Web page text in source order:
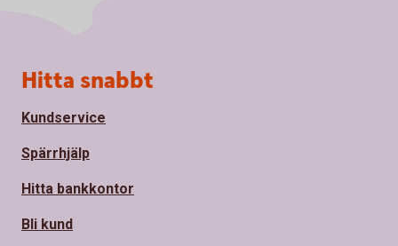
Sidfot
Hitta snabbt
Kundservice
Spärrhjälp
Hitta bankkontor
Bli kund